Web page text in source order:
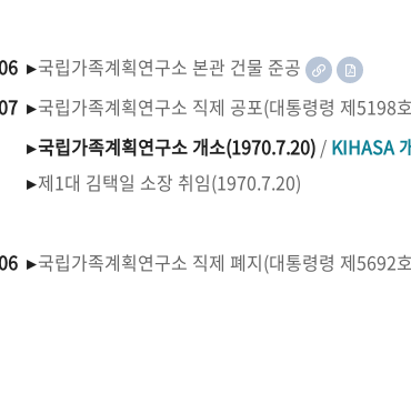
▸국립가족계획연구소 본관 건물 준공
▸국립가족계획연구소 직제 공포(대통령령 제5198
▸국립가족계획연구소 개소(1970.7.20) / KIHASA
▸제1대 김택일 소장 취임(1970.7.20)
▸국립가족계획연구소 직제 폐지(대통령령 제5692